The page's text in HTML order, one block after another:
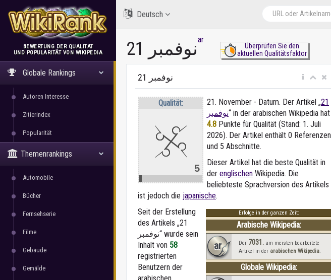
WikiRank
BEWERTUNG DER QUALITÄT
UND POPULARITÄT VON WIKIPEDIA
Globale Rankings
Autoren Interesse
Zitierindex
Popularität
Themenrankings
Automobile
Bücher
Fernsehserie
Filme
Gebäude
Gemälde
Deutsch
21 نوفمبرar
Überprüfen Sie den
aktuellen Qualitätsfaktor
21 نوفمبر
Qualität:
5
21. November - Datum. Der Artikel „21
نوفمبر“ in der arabischen Wikipedia hat
4.8 Punkte für Qualität (Stand: 1. Juli
2026). Der Artikel enthält 0 Referenzen
und 5 Abschnitte.
Dieser Artikel hat die beste Qualität in
der englischen Wikipedia. Die
beliebteste Sprachversion des Artikels
ist jedoch die japanische.
Erfolge in der ganzen Zeit:
Arabische Wikipedia:
ar Der 7031.am meisten bearbeitete
Artikel in der arabischen Wikipedia.
Globale Wikipedia:
Seit der Erstellung
des Artikels „21
نوفمبر“ wurde sein
Inhalt von 58
registrierten
Benutzern der